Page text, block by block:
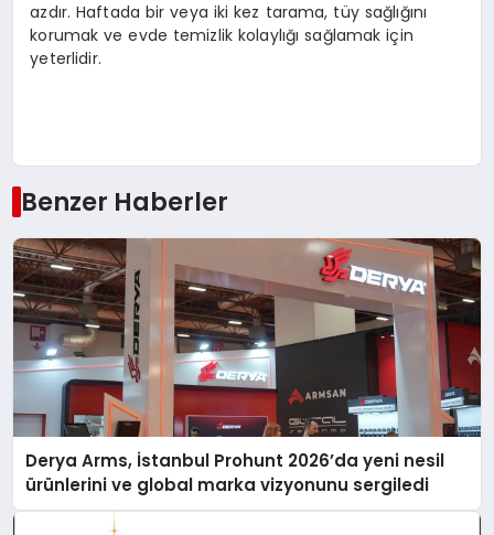
azdır. Haftada bir veya iki kez tarama, tüy sağlığını
korumak ve evde temizlik kolaylığı sağlamak için
yeterlidir.
Benzer Haberler
Derya Arms, İstanbul Prohunt 2026’da yeni nesil
ürünlerini ve global marka vizyonunu sergiledi